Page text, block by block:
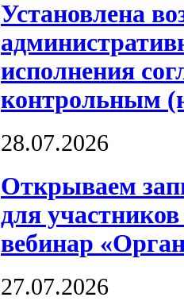
Установлена
исполнения
контрольным
28.07.2026
Открываем
для
вебинар
27.07.2026